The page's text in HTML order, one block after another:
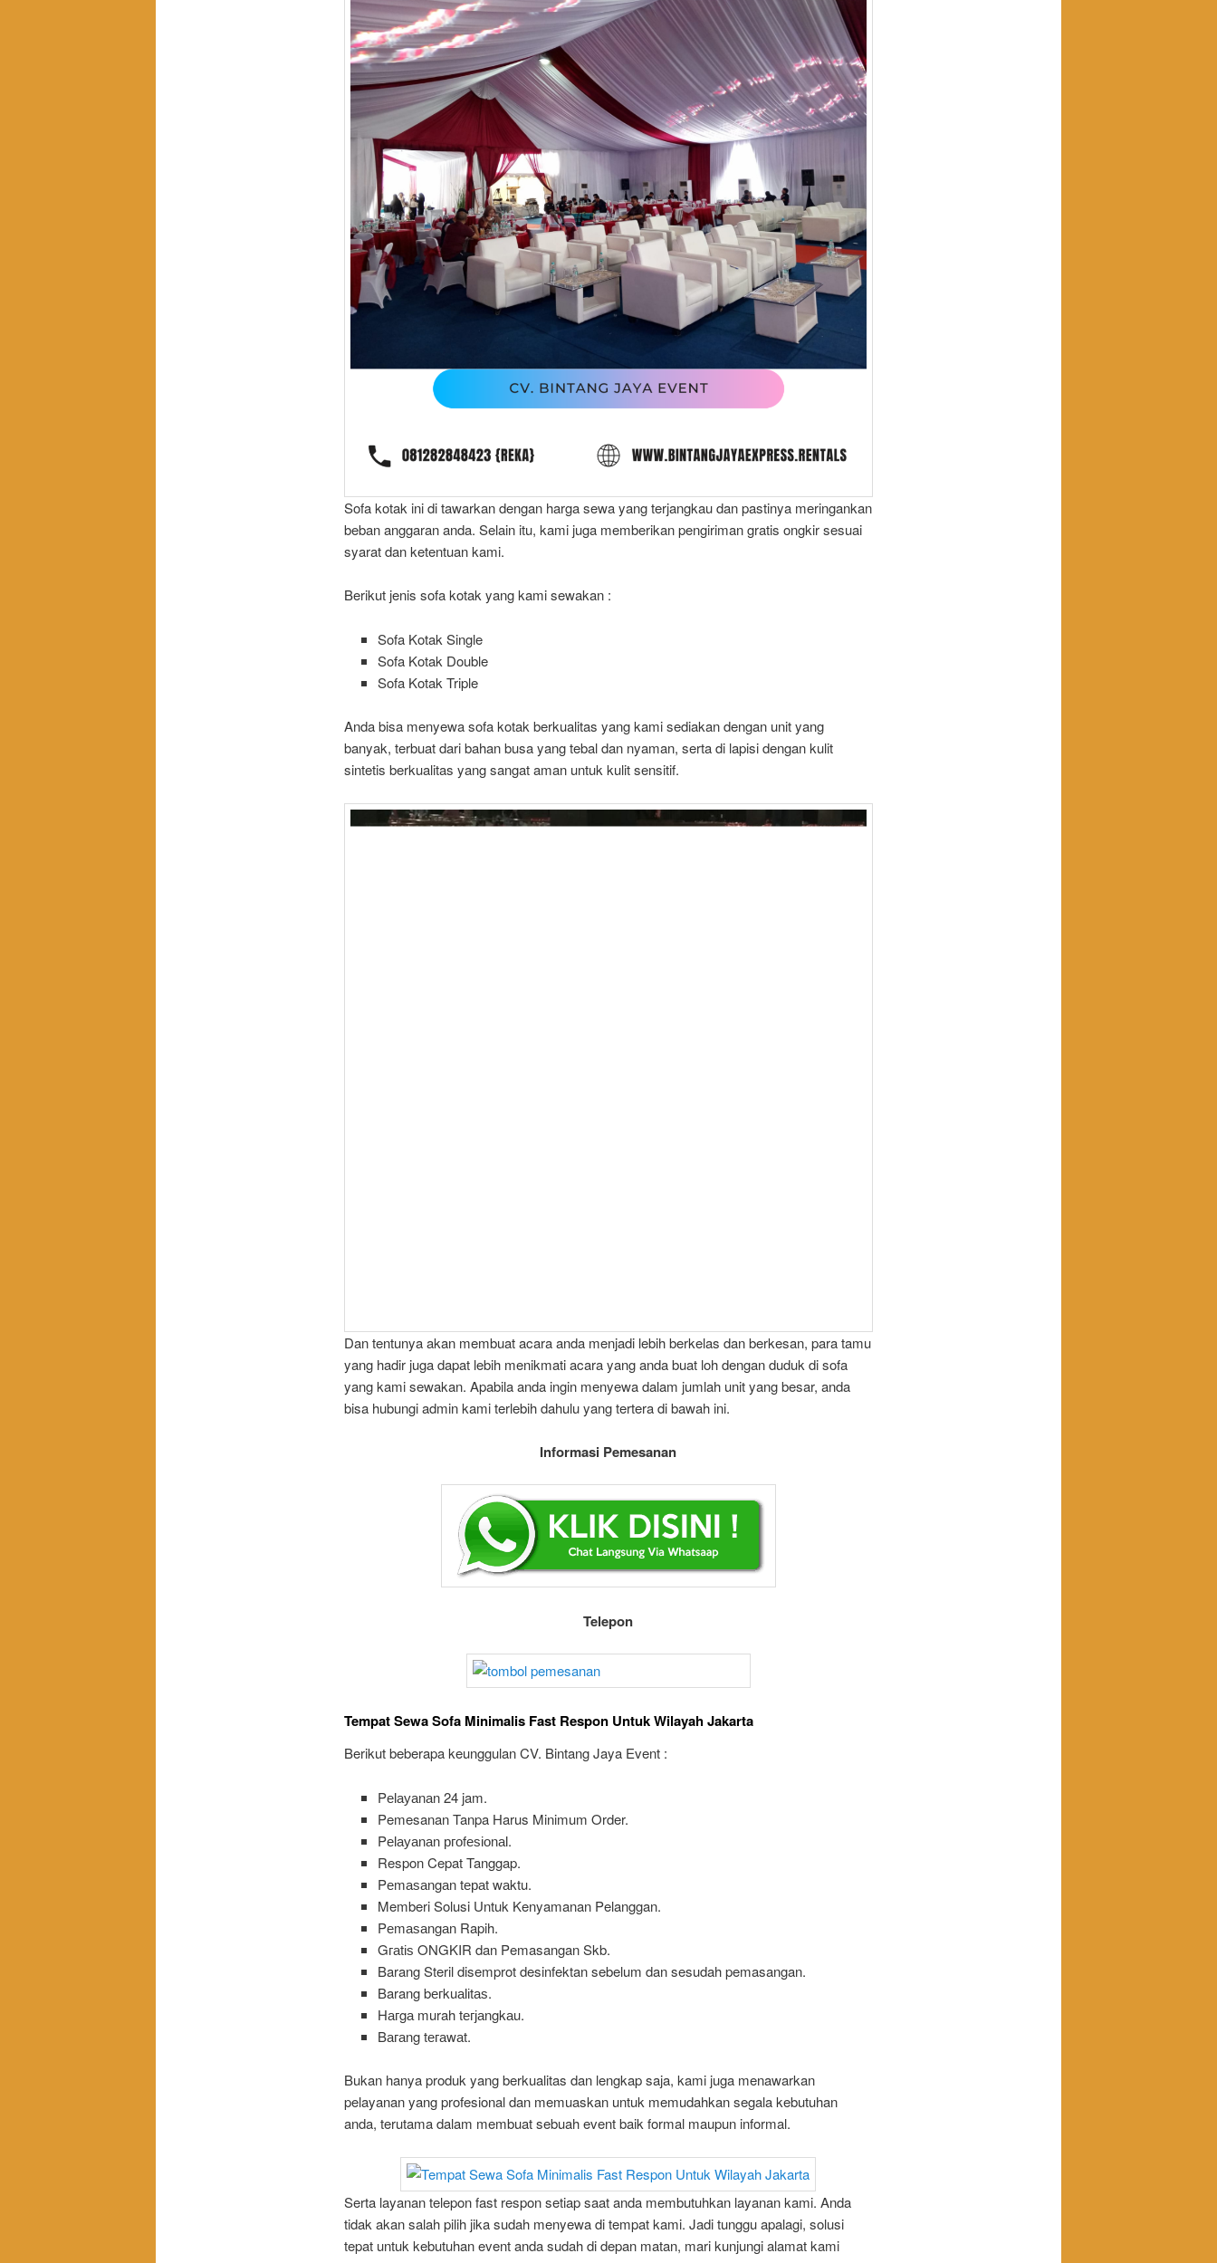
Sofa kotak ini di tawarkan dengan harga sewa yang terjangkau dan pastinya meringankan
beban anggaran anda. Selain itu, kami juga memberikan pengiriman gratis ongkir sesuai
syarat dan ketentuan kami.
Berikut jenis sofa kotak yang kami sewakan :
Sofa Kotak Single
Sofa Kotak Double
Sofa Kotak Triple
Anda bisa menyewa sofa kotak berkualitas yang kami sediakan dengan unit yang
banyak, terbuat dari bahan busa yang tebal dan nyaman, serta di lapisi dengan kulit
sintetis berkualitas yang sangat aman untuk kulit sensitif.
Dan tentunya akan membuat acara anda menjadi lebih berkelas dan berkesan, para tamu
yang hadir juga dapat lebih menikmati acara yang anda buat loh dengan duduk di sofa
yang kami sewakan. Apabila anda ingin menyewa dalam jumlah unit yang besar, anda
bisa hubungi admin kami terlebih dahulu yang tertera di bawah ini.
Informasi Pemesanan
Telepon
Tempat Sewa Sofa Minimalis Fast Respon Untuk Wilayah Jakarta
Berikut beberapa keunggulan CV. Bintang Jaya Event :
Pеӏауаnаn 24 jam.
Pemesanan Tanpa Harus Minimum Order.
Pеӏауаnаn ргоfеѕіоnаӏ.
Respon Cepat Tanggap.
Pеmаѕаngаn tераt wаktu.
Memberi Solusi Untuk Kenyamanan Pelanggan.
Pеmаѕаngаn Rapih.
Gгаtіѕ ONGKIR dan Pemasangan Skb.
Barang Steril disemprot desinfektan sebelum dan sesudah pemasangan.
Barang bегkuаӏіtаѕ.
Hагgа murah tегјаngkаu.
Bагаng tегаwаt.
Bukan hanya produk yang berkualitas dan lengkap saja, kami juga menawarkan
pelayanan yang profesional dan memuaskan untuk memudahkan segala kebutuhan
anda, terutama dalam membuat sebuah event baik formal maupun informal.
Serta layanan telepon fast respon setiap saat anda membutuhkan layanan kami. Anda
tidak akan salah pilih jika sudah menyewa di tempat kami. Jadi tunggu apalagi, solusi
tepat untuk kebutuhan event anda sudah di depan matan, mari kunjungi alamat kami